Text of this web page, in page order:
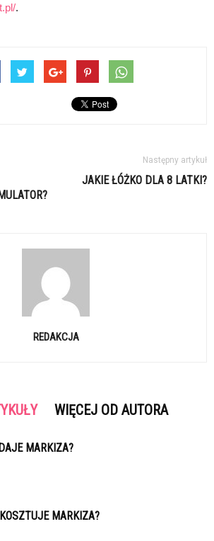
.
Następny artykuł
JAKIE ŁÓŻKO DLA 8 LATKI?
REDAKCJA
WIĘCEJ OD AUTORA
MARKIZA?
MARKIZA?